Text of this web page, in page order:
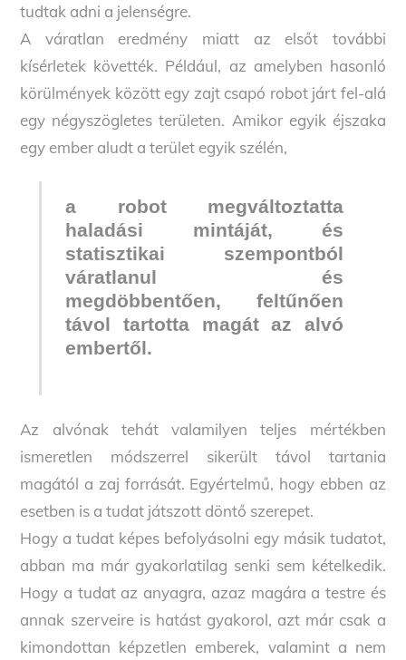
tudtak adni a jelenségre.
A váratlan eredmény miatt az elsőt további
kísérletek követték. Például, az amelyben hasonló
körülmények között egy zajt csapó robot járt fel-alá
egy négyszögletes területen. Amikor egyik éjszaka
egy ember aludt a terület egyik szélén,
a robot megváltoztatta
haladási mintáját, és
statisztikai szempontból
váratlanul és
megdöbbentően, feltűnően
távol tartotta magát az alvó
embertől.
Az alvónak tehát valamilyen teljes mértékben
ismeretlen módszerrel sikerült távol tartania
magától a zaj forrását. Egyértelmű, hogy ebben az
esetben is a tudat játszott döntő szerepet.
Hogy a tudat képes befolyásolni egy másik tudatot,
abban ma már gyakorlatilag senki sem kételkedik.
Hogy a tudat az anyagra, azaz magára a testre és
annak szerveire is hatást gyakorol, azt már csak a
kimondottan képzetlen emberek, valamint a nem